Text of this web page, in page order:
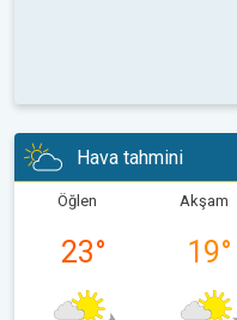
Hava tahmini
Öğlen
23°
Akşam
19°